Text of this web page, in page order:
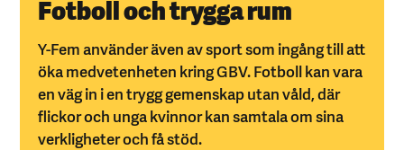
Fotboll och trygga rum
Y-Fem använder även av sport som ingång till att
öka medvetenheten kring GBV. Fotboll kan vara
en väg in i en trygg gemenskap utan våld, där
flickor och unga kvinnor kan samtala om sina
verkligheter och få stöd.